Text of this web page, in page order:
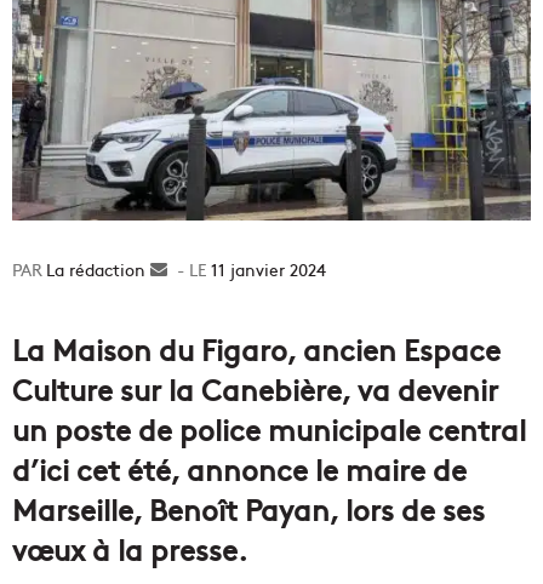
La rédaction
Envoyer11 janvier 2024
La Maison du Figaro, ancien Espace
Culture sur la Canebière, va devenir
un poste de police municipale central
d’ici cet été, annonce le maire de
Marseille, Benoît Payan, lors de ses
vœux à la presse.